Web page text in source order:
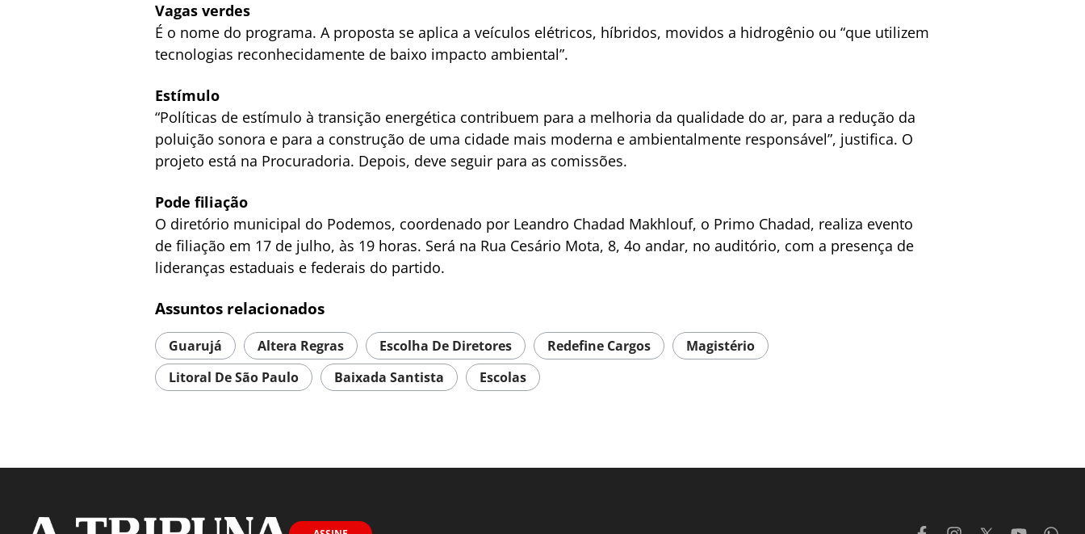
Vagas verdes
É o nome do programa. A proposta se aplica a veículos elétricos, híbridos, movidos a hidrogênio ou “que utilizem
tecnologias reconhecidamente de baixo impacto ambiental”.
Estímulo
“Políticas de estímulo à transição energética contribuem para a melhoria da qualidade do ar, para a redução da
poluição sonora e para a construção de uma cidade mais moderna e ambientalmente responsável”, justifica. O
projeto está na Procuradoria. Depois, deve seguir para as comissões.
Pode filiação
O diretório municipal do Podemos, coordenado por Leandro Chadad Makhlouf, o Primo Chadad, realiza evento
de filiação em 17 de julho, às 19 horas. Será na Rua Cesário Mota, 8, 4o andar, no auditório, com a presença de
lideranças estaduais e federais do partido.
Assuntos relacionados
Guarujá Altera Regras Escolha De Diretores Redefine Cargos
Magistério
Litoral De São Paulo
Baixada Santista Escolas